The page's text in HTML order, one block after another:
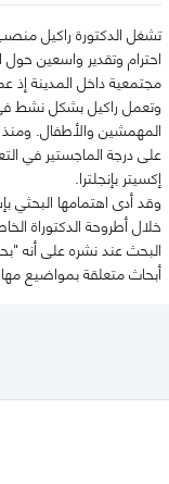
احترام وتقدير واسعين حول
مجتمعية داخل المدينة إذ
وتعمل راكيل بشكل نشط
على درجة الماجستير في
إكسيتر بإنجلترا.
وقد أدى اهتمامها
خلال أطروحة الدكتوراة
البحث عند نشره على أنه
أبحاث متعلقة بمواضيع